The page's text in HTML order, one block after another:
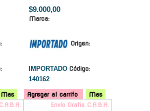
Mas
$9.000,00
Marca:
Origen:
IMPORTADO Código:
140162
Agregar al carrito
Mas
Envío Gratis C.A.B.A.